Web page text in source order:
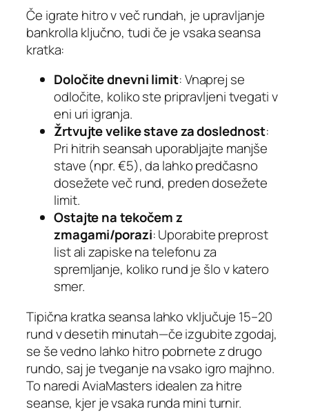
Če igrate hitro v več rundah, je upravljanje
bankrolla ključno, tudi če je vsaka seansa
kratka:
Določite dnevni limit: Vnaprej se
odločite, koliko ste pripravljeni tvegati v
eni uri igranja.
Žrtvujte velike stave za doslednost:
Pri hitrih seansah uporabljajte manjše
stave (npr. €5), da lahko predčasno
dosežete več rund, preden dosežete
limit.
Ostajte na tekočem z
zmagami/porazi: Uporabite preprost
list ali zapiske na telefonu za
spremljanje, koliko rund je šlo v katero
smer.
Tipična kratka seansa lahko vključuje 15–20
rund v desetih minutah—če izgubite zgodaj,
se še vedno lahko hitro pobrnete z drugo
rundo, saj je tveganje na vsako igro majhno.
To naredi AviaMasters idealen za hitre
seanse, kjer je vsaka runda mini turnir.